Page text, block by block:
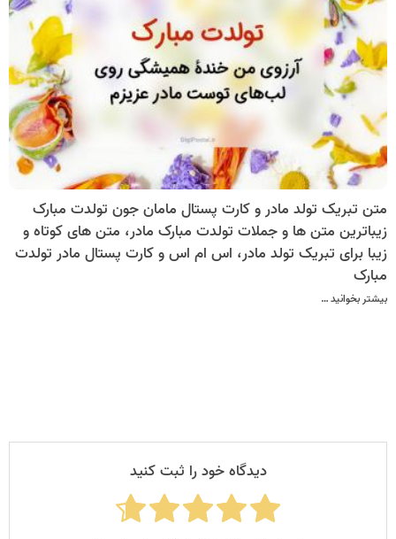
متن تبریک تولد مادر و کارت پستال مامان جون تولدت مبارک
زیباترین متن ها و جملات تولدت مبارک مادر، متن های کوتاه و
زیبا برای تبریک تولد مادر، اس ام اس و کارت پستال مادر تولدت
مبارک
بیشتر بخوانید …
دیدگاه خود را ثبت کنید